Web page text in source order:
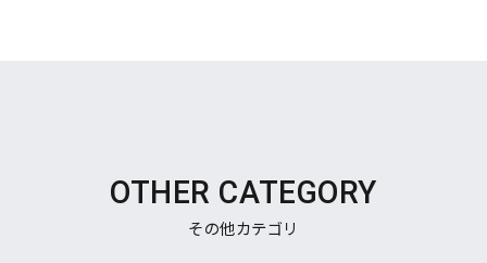
OTHER CATEGORY
その他カテゴリ